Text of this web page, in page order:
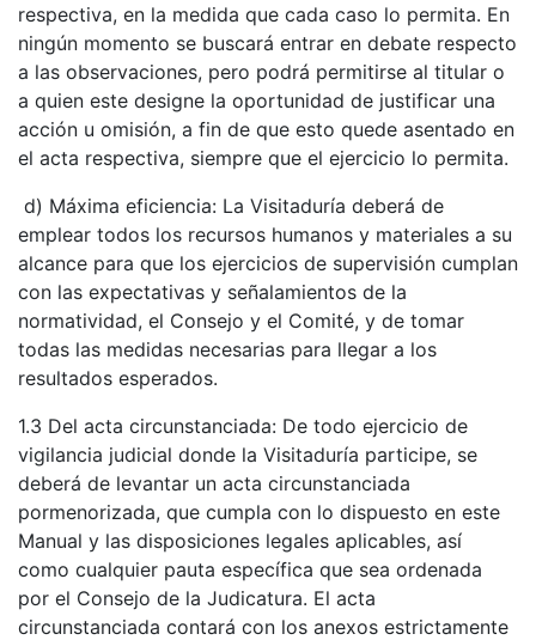
respectiva, en la medida que cada caso lo permita. En
ningún momento se buscará entrar en debate respecto
a las observaciones, pero podrá permitirse al titular o
a quien este designe la oportunidad de justificar una
acción u omisión, a fin de que esto quede asentado en
el acta respectiva, siempre que el ejercicio lo permita.
​ d) Máxima eficiencia: La Visitaduría deberá de
emplear todos los recursos humanos y materiales a su
alcance para que los ejercicios de supervisión cumplan
con las expectativas y señalamientos de la
normatividad, el Consejo y el Comité, y de tomar
todas las medidas necesarias para llegar a los
resultados esperados.
1.3 Del acta circunstanciada: De todo ejercicio de
vigilancia judicial donde la Visitaduría participe, se
deberá de levantar un acta circunstanciada
pormenorizada, que cumpla con lo dispuesto en este
Manual y las disposiciones legales aplicables, así
como cualquier pauta específica que sea ordenada
por el Consejo de la Judicatura. El acta
circunstanciada contará con los anexos estrictamente